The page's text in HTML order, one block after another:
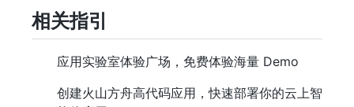
相关指引
应用实验室体验广场，免费体验海量 Demo
创建火山方舟高代码应用，快速部署你的云上智